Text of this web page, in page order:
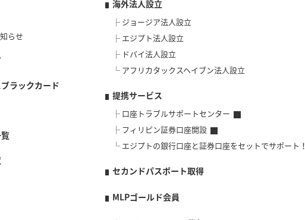
らせ
ラックカード
海外法人設立
ジョージア法人設立
エジプト法人設立
ドバイ法人設立
アフリカタックスヘイブン法人設立
提携サービス
口座トラブルサポートセンター
フィリピン証券口座開設
エジプトの銀行口座と証券口座をセットでサポート！
セカンドパスポート取得
MLPゴールド会員